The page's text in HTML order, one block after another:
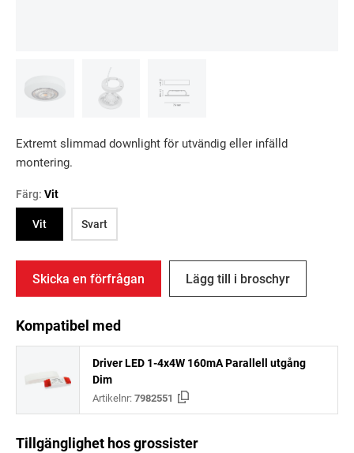
Extremt slimmad downlight för utvändig eller infälld
montering.
Färg: Vit
Vit
Svart
Skicka en förfrågan Lägg till i broschyr
Kompatibel med
Driver LED 1-4x4W 160mA Parallell utgång
Dim
Artikelnr:7982551
Tillgänglighet hos grossister